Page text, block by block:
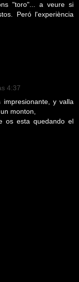
"toro"... a veure si
Peró l'experiència
4:37
y valla
monton,
os esta quedando el